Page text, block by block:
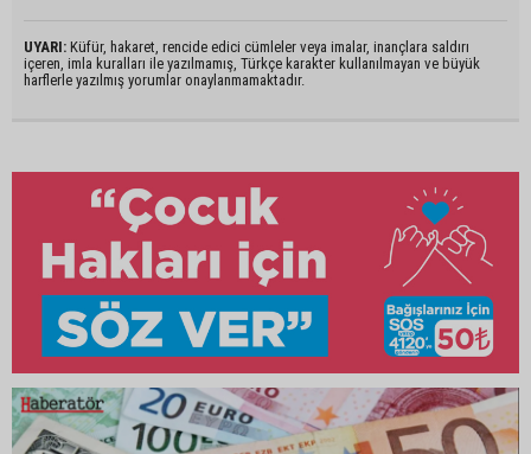
UYARI: Küfür, hakaret, rencide edici cümleler veya imalar, inançlara saldırı
içeren, imla kuralları ile yazılmamış, Türkçe karakter kullanılmayan ve büyük
harflerle yazılmış yorumlar onaylanmamaktadır.